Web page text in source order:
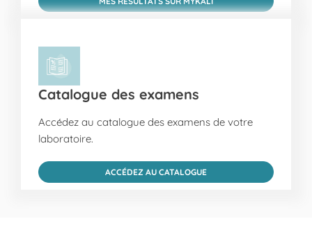
Catalogue des examens
Accédez au catalogue des examens de votre
laboratoire.
ACCÉDEZ AU CATALOGUE